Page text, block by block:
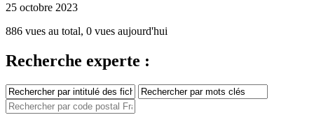
25 octobre 2023
886 vues au total, 0 vues aujourd'hui
Recherche experte :